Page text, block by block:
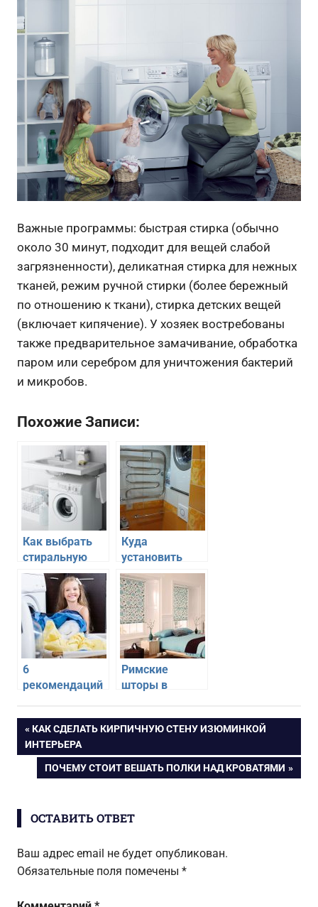
Важные программы: быстрая стирка (обычно
около 30 минут, подходит для вещей слабой
загрязненности), деликатная стирка для нежных
тканей, режим ручной стирки (более бережный
по отношению к ткани), стирка детских вещей
(включает кипячение). У хозяек востребованы
также предварительное замачивание, обработка
паром или серебром для уничтожения бактерий
и микробов.
Похожие Записи:
Как выбрать
стиральную
машину для
маленькой
семьи
Куда
установить
стиральную
машину в
маленькой
ванной
комнате
6
рекомендаций
постельного
белья в
машине-
автомат
Римские
шторы в
какие выбрать
Навигация
по
ПРЕДЫДУЩАЯ
ЗАПИСЬ:
КАК СДЕЛАТЬ КИРПИЧНУЮ СТЕНУ ИЗЮМИНКОЙ
ИНТЕРЬЕРА
СЛЕДУЮЩАЯ
ПОЧЕМУ СТОИТ ВЕШАТЬ ПОЛКИ НАД КРОВАТЯМИ
ОСТАВИТЬ ОТВЕТ
Ваш адрес email не будет опубликован.
Обязательные поля помечены *